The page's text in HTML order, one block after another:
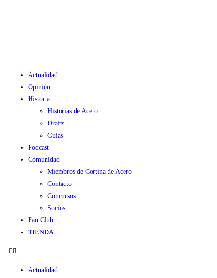
Actualidad
Opinión
Historia
Historias de Acero
Drafts
Guías
Podcast
Comunidad
Miembros de Cortina de Acero
Contacto
Concursos
Socios
Fan Club
TIENDA
Actualidad